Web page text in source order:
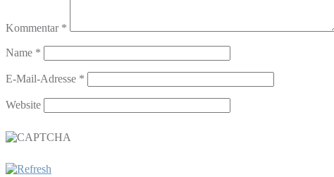
Kommentar *
Name *
E-Mail-Adresse *
Website